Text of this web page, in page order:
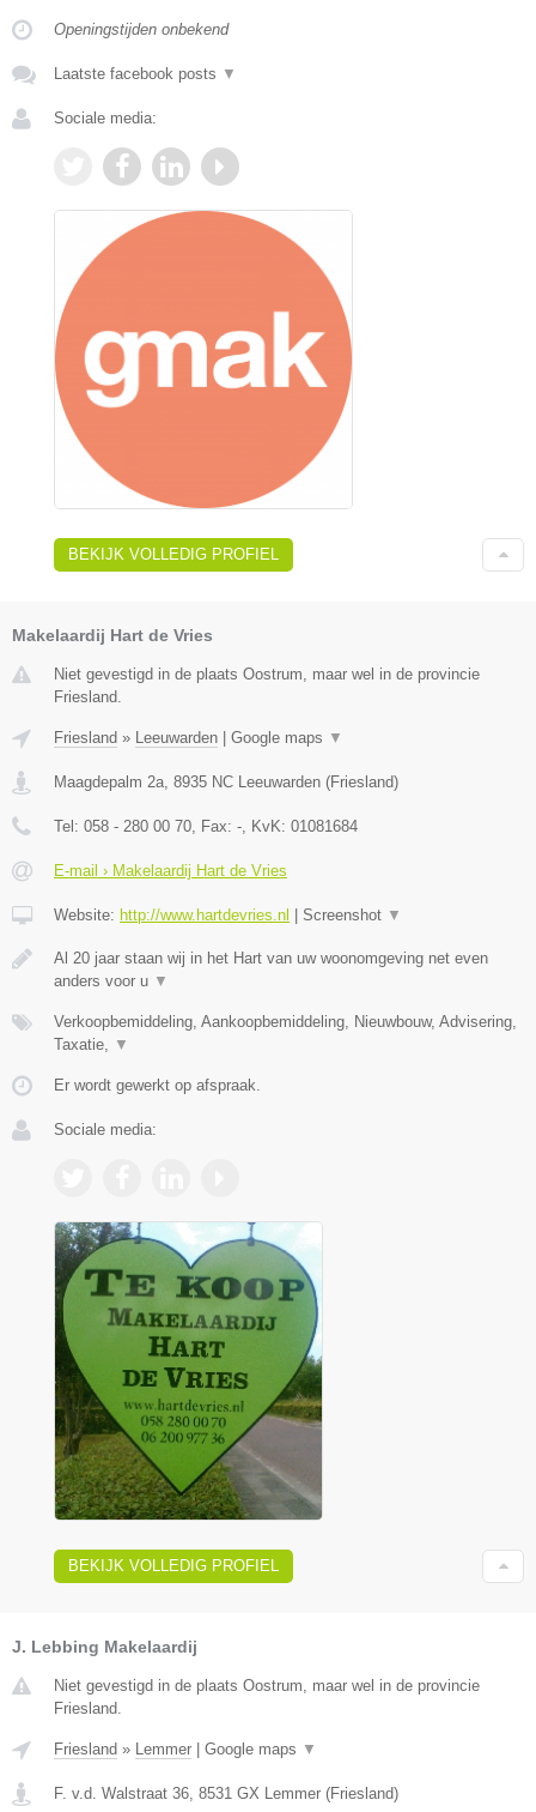
Openingstijden onbekend
Laatste facebook posts ▼
Sociale media:
BEKIJK VOLLEDIG PROFIEL
Makelaardij Hart de Vries
Niet gevestigd in de plaats Oostrum, maar wel in de provincie
Friesland.
Friesland » Leeuwarden Google maps ▼
Maagdepalm 2a, 8935 NC Leeuwarden (Friesland)
Tel: 058 - 280 00 70, Fax: -, KvK: 01081684
E-mail › Makelaardij Hart de Vries
Website: http://www.hartdevries.nl Screenshot ▼
Al 20 jaar staan wij in het Hart van uw woonomgeving net even
anders voor u ▼
Verkoopbemiddeling, Aankoopbemiddeling, Nieuwbouw, Advisering,
Taxatie, ▼
Er wordt gewerkt op afspraak.
Sociale media:
BEKIJK VOLLEDIG PROFIEL
J. Lebbing Makelaardij
Niet gevestigd in de plaats Oostrum, maar wel in de provincie
Friesland.
Friesland » Lemmer Google maps ▼
F. v.d. Walstraat 36 8531 GX Lemmer (Friesland)